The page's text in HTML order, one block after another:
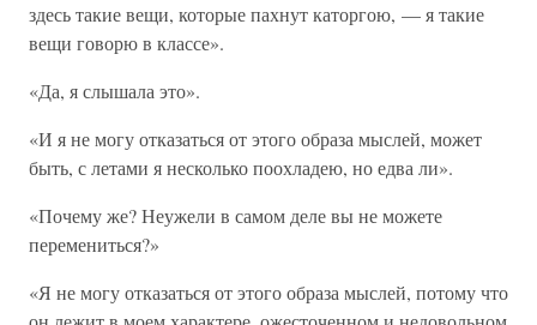
здесь такие вещи, которые пахнут каторгою, — я такие
вещи говорю в классе».
«Да, я слышала это».
«И я не могу отказаться от этого образа мыслей, может
быть, с летами я несколько поохладею, но едва ли».
«Почему же? Неужели в самом деле вы не можете
перемениться?»
«Я не могу отказаться от этого образа мыслей, потому что